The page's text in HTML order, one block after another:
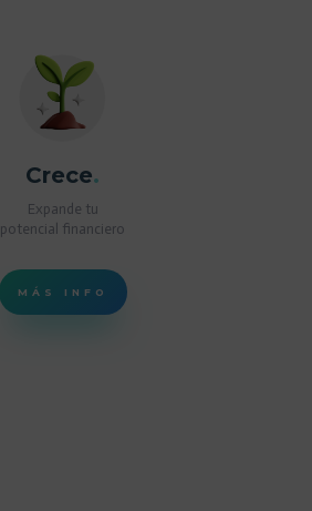
Crece.
Expande tu
potencial financiero
MÁS INFO